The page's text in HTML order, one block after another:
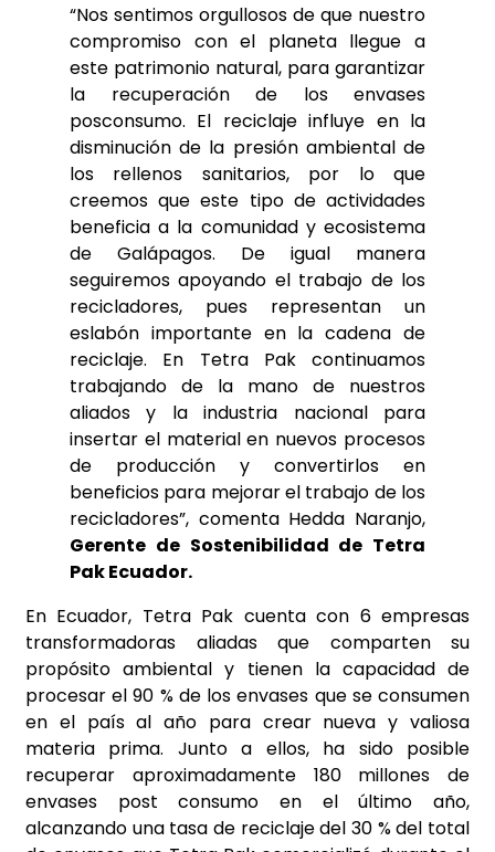
“Nos sentimos orgullosos de que nuestro
compromiso con el planeta llegue a
este patrimonio natural, para garantizar
la recuperación de los envases
posconsumo. El reciclaje influye en la
disminución de la presión ambiental de
los rellenos sanitarios, por lo que
creemos que este tipo de actividades
beneficia a la comunidad y ecosistema
de Galápagos. De igual manera
seguiremos apoyando el trabajo de los
recicladores, pues representan un
eslabón importante en la cadena de
reciclaje. En Tetra Pak continuamos
trabajando de la mano de nuestros
aliados y la industria nacional para
insertar el material en nuevos procesos
de producción y convertirlos en
beneficios para mejorar el trabajo de los
recicladores”, comenta Hedda Naranjo,
Gerente de Sostenibilidad de Tetra
Pak Ecuador.
En Ecuador, Tetra Pak cuenta con 6 empresas
transformadoras aliadas que comparten su
propósito ambiental y tienen la capacidad de
procesar el 90 % de los envases que se consumen
en el país al año para crear nueva y valiosa
materia prima. Junto a ellos, ha sido posible
recuperar aproximadamente 180 millones de
envases post consumo en el último año,
alcanzando una tasa de reciclaje del 30 % del total